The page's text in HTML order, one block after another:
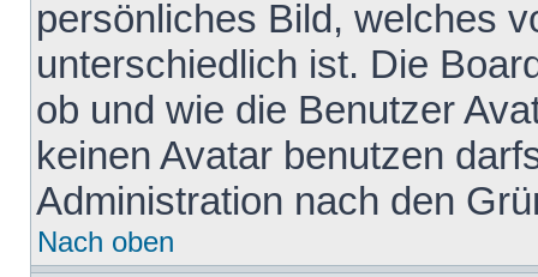
persönliches Bild, welches
unterschiedlich ist. Die
ob und wie die Benutzer
keinen Avatar benutzen
Administration nach den
Nach oben